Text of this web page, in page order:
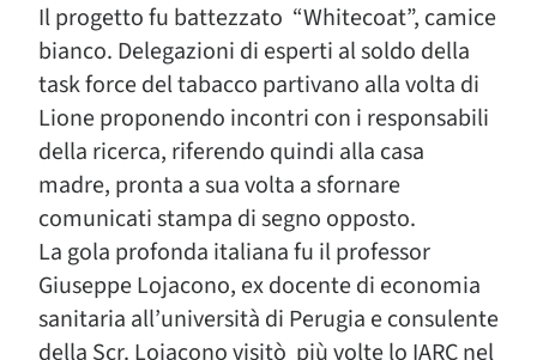
Il progetto fu battezzato “Whitecoat”, camice
bianco. Delegazioni di esperti al soldo della
task force del tabacco partivano alla volta di
Lione proponendo incontri con i responsabili
della ricerca, riferendo quindi alla casa
madre, pronta a sua volta a sfornare
comunicati stampa di segno opposto.
La gola profonda italiana fu il professor
Giuseppe Lojacono, ex docente di economia
sanitaria all’università di Perugia e consulente
della Scr. Lojacono visitò più volte lo IARC nel